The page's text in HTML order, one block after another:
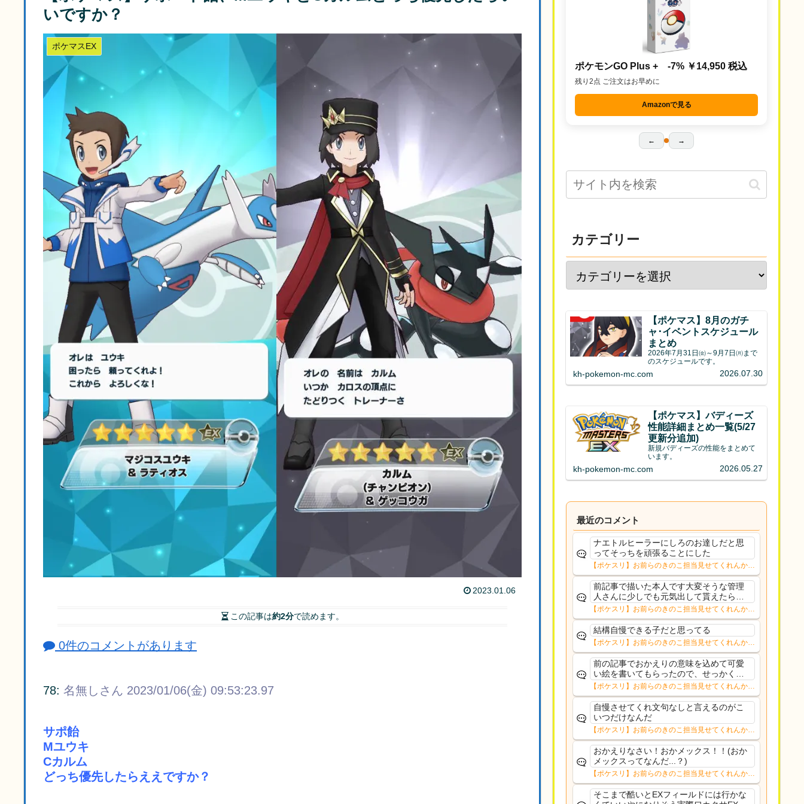
いですか？
ポケマスEX
2023.01.06
この記事は約2分で読めます。
0件のコメントがあります
78: 名無しさん 2023/01/06(金) 09:53:23.97
サポ飴
Mユウキ
Cカルム
どっち優先したらええですか？
ポケモンGO Plus + -7% ￥14,950 税込
残り2点 ご注文はお早めに
Amazonで見る
← →
カテゴリー
【ポケマス】8月のガチ
ャ･イベントスケジュール
まとめ
2026年7月31日㈮～9月7日㈪まで
のスケジュールです。
kh-pokemon-mc.com 2026.07.30
【ポケマス】バディーズ
性能詳細まとめ一覧(5/27
更新分追加)
新規バディーズの性能をまとめて
います。
kh-pokemon-mc.com 2026.05.27
最近のコメント
ナエトルヒーラーにしろのお達しだと思
ってそっちを頑張ることにした
【ポケスリ】お前らのきのこ担当見せてくれんか…
前記事で描いた本人です大変そうな管理
人さんに少しでも元気出して貰えたらと
ノリで描いたおかメックスだったので言
及されると少し気恥ずかしいですが平常
通りに戻られたようで何よりですこれか
らも更新楽しみにして...
【ポケスリ】お前らのきのこ担当見せてくれんか…
結構自慢できる子だと思ってる
【ポケスリ】お前らのきのこ担当見せてくれんか…
前の記事でおかえりの意味を込めて可愛
い絵を書いてもらったので、せっかくな
のでトップに飾ってみました。少しの間
掲載しようかと思います。ようやく通常
更新できそうです。
【ポケスリ】お前らのきのこ担当見せてくれんか…
自慢させてくれ文句なしと言えるのがこ
いつだけなんだ
【ポケスリ】お前らのきのこ担当見せてくれんか…
おかえりなさい！おかメックス！！(おか
メックスってなんだ...？)
【ポケスリ】お前らのきのこ担当見せてくれんか…
そこまで酷いとEXフィールドには行かな